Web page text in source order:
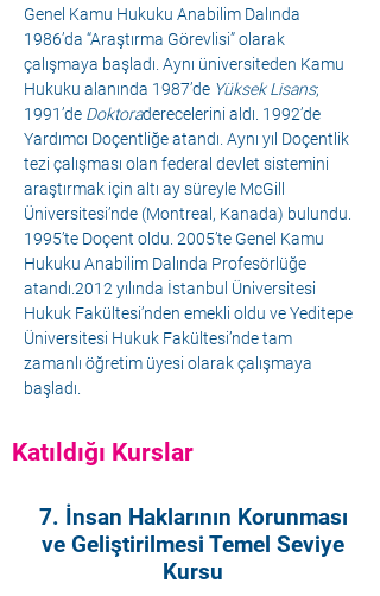
Genel Kamu Hukuku Anabilim Dalında
1986’da “Araştırma Görevlisi” olarak
çalışmaya başladı. Aynı üniversiteden Kamu
Hukuku alanında 1987’de Yüksek Lisans;
1991’de Doktoraderecelerini aldı. 1992’de
Yardımcı Doçentliğe atandı. Aynı yıl Doçentlik
tezi çalışması olan federal devlet sistemini
araştırmak için altı ay süreyle McGill
Üniversitesi’nde (Montreal, Kanada) bulundu.
1995’te Doçent oldu. 2005’te Genel Kamu
Hukuku Anabilim Dalında Profesörlüğe
atandı.2012 yılında İstanbul Üniversitesi
Hukuk Fakültesi’nden emekli oldu ve Yeditepe
Üniversitesi Hukuk Fakültesi’nde tam
zamanlı öğretim üyesi olarak çalışmaya
başladı.
Katıldığı Kurslar
7. İnsan Haklarının Korunması
ve Geliştirilmesi Temel Seviye
Kursu